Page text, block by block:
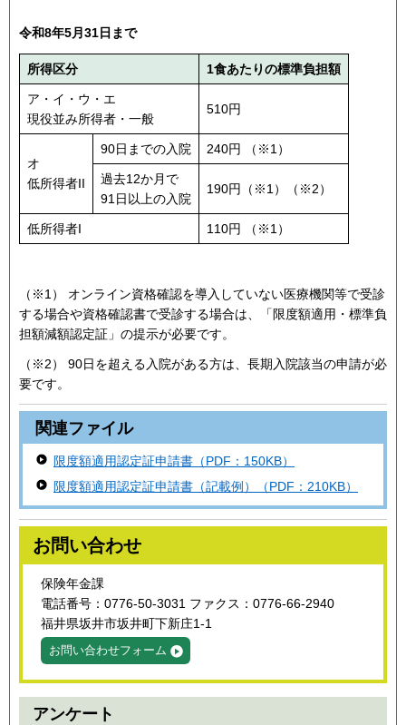
令和8年5月31日まで
所得区分 1食あたりの標準負担額
ア・イ・ウ・エ
現役並み所得者・一般
510円
オ
低所得者II
90日までの入院 240円 （※1）
過去12か月で
91日以上の入院
190円（※1）（※2）
低所得者I 110円 （※1）
（※1） オンライン資格確認を導入していない医療機関等で受診
する場合や資格確認書で受診する場合は、「限度額適用・標準負
担額減額認定証」の提示が必要です。
（※2） 90日を超える入院がある方は、長期入院該当の申請が必
要です。
関連ファイル
限度額適用認定証申請書（PDF：150KB）
限度額適用認定証申請書（記載例）（PDF：210KB）
お問い合わせ
保険年金課
電話番号：0776-50-3031 ファクス：0776-66-2940
福井県坂井市坂井町下新庄1-1
お問い合わせフォーム
アンケート